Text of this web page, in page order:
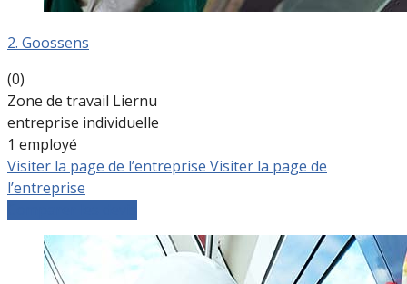
2. Goossens
(0)
Zone de travail Liernu
entreprise individuelle
1 employé
Visiter la page de l’entreprise Visiter la page de
l’entreprise